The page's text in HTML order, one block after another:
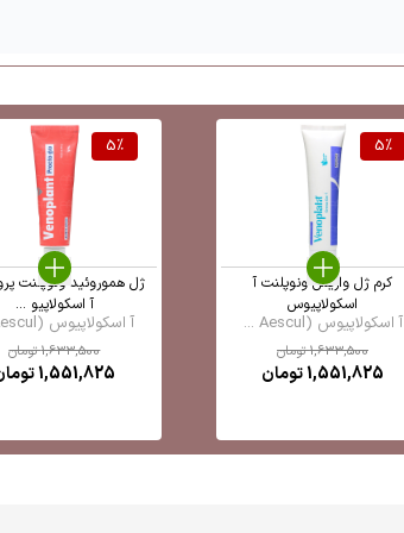
5%
کرم ژل واریس ونوپلنت آ
اسکولاپیوس
آ اسکولاپیوس (Aescul ...
1,633,500تومان
1,551,825تومان
5%
ژل هموروئید ونوپلنت
آ اسکولاپیو ...
آ اسکولاپیوس (Aescul ...
1,633,500تومان
1,551,825